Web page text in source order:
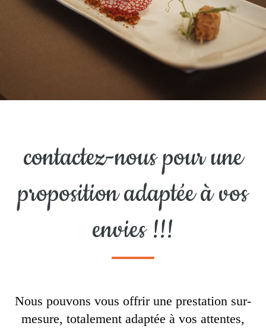
contactez-nous pour une
proposition adaptée à vos
envies !!!
Nous pouvons vous offrir une prestation sur-
mesure, totalement adaptée à vos attentes,